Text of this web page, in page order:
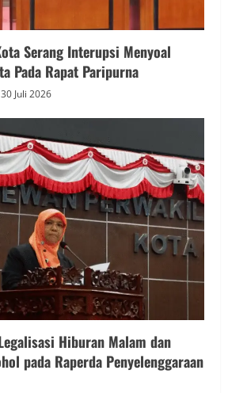
Serang Interupsi Menyoal
Pada Rapat Paripurna
30 Juli 2026
Hiburan Malam dan
pada Raperda Penyelenggaraan